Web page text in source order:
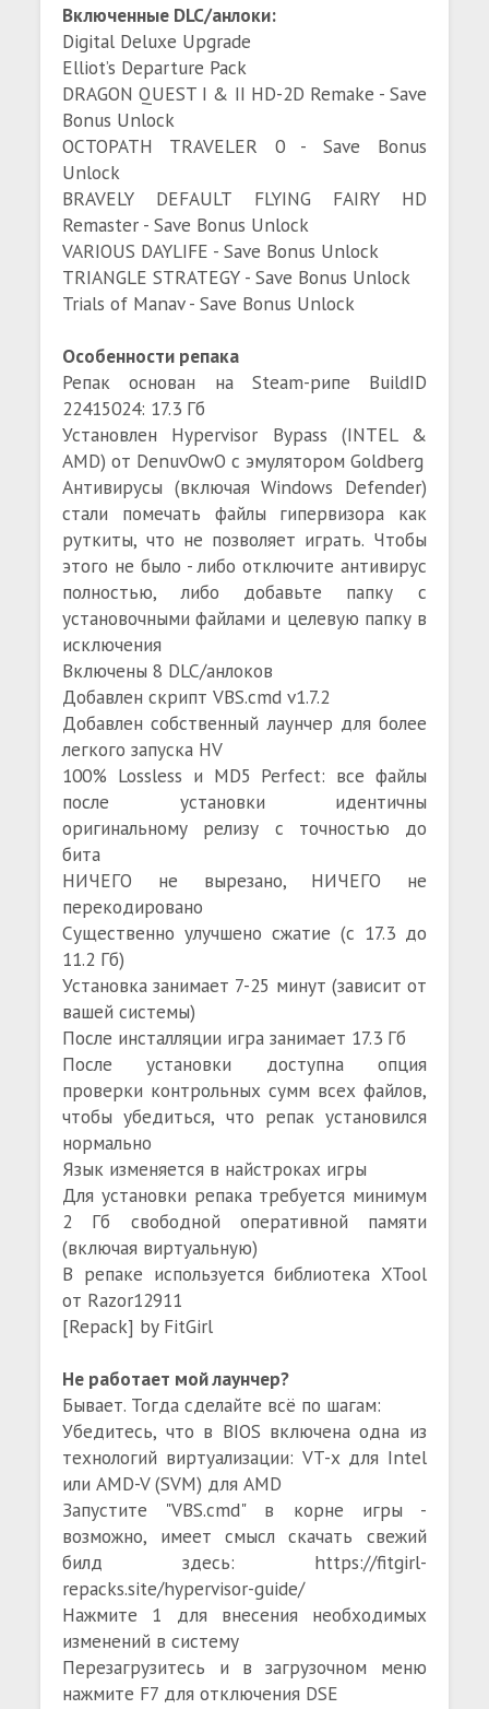
Включенные DLC/анлоки:
Digital Deluxe Upgrade
Elliot’s Departure Pack
DRAGON QUEST I & II HD-2D Remake - Save
Bonus Unlock
OCTOPATH TRAVELER 0 - Save Bonus
Unlock
BRAVELY DEFAULT FLYING FAIRY HD
Remaster - Save Bonus Unlock
VARIOUS DAYLIFE - Save Bonus Unlock
TRIANGLE STRATEGY - Save Bonus Unlock
Trials of Manav - Save Bonus Unlock
Особенности репака
Репак основан на Steam-рипе BuildID
22415024: 17.3 Гб
Установлен Hypervisor Bypass (INTEL &
AMD) от DenuvOwO с эмулятором Goldberg
Антивирусы (включая Windows Defender)
стали помечать файлы гипервизора как
руткиты, что не позволяет играть. Чтобы
этого не было - либо отключите антивирус
полностью, либо добавьте папку с
установочными файлами и целевую папку в
исключения
Включены 8 DLC/анлоков
Добавлен скрипт VBS.cmd v1.7.2
Добавлен собственный лаунчер для более
легкого запуска HV
100% Lossless и MD5 Perfect: все файлы
после установки идентичны
оригинальному релизу с точностью до
бита
НИЧЕГО не вырезано, НИЧЕГО не
перекодировано
Существенно улучшено сжатие (с 17.3 до
11.2 Гб)
Установка занимает 7-25 минут (зависит от
вашей системы)
После инсталляции игра занимает 17.3 Гб
После установки доступна опция
проверки контрольных сумм всех файлов,
чтобы убедиться, что репак установился
нормально
Язык изменяется в найстроках игры
Для установки репака требуется минимум
2 Гб свободной оперативной памяти
(включая виртуальную)
В репаке используется библиотека XTool
от Razor12911
[Repack] by FitGirl
Не работает мой лаунчер?
Бывает. Тогда сделайте всё по шагам:
Убедитесь, что в BIOS включена одна из
технологий виртуализации: VT-x для Intel
или AMD-V (SVM) для AMD
Запустите "VBS.cmd" в корне игры -
возможно, имеет смысл скачать свежий
билд здесь: https://fitgirl-
repacks.site/hypervisor-guide/
Нажмите 1 для внесения необходимых
изменений в систему
Перезагрузитесь и в загрузочном меню
нажмите F7 для отключения DSE